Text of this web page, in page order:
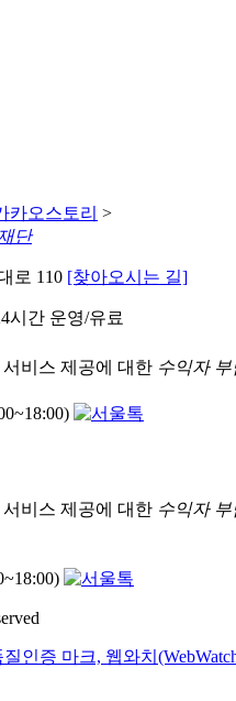
카오스토리 >
단
로 110 [찾아오시는 길]
시간 운영/유료
서비스 제공에 대한 수익자
서비스 제공에 대한 수익자